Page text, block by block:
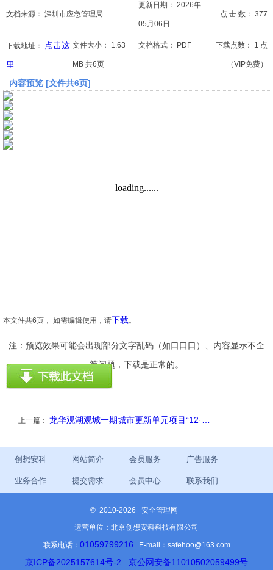
文档
论文
文档来源： 深圳市应急管理局
更新日期： 2026年
05月06日
点 击 数： 377
下载地址：
点击这
里
文件大小： 1.63
MB 共6页
文档格式： PDF 下载点数： 1 点
（VIP免费）
内容预览 [文件共6页]
本文件共6页， 如需编辑使用，请下载。
注：预览效果可能会出现部分文字乱码（如口口口）、内容显示不全
等问题，下载是正常的。
上一篇： 龙华观湖观城一期城市更新单元项目“12·…
创想安科 网站简介 会员服务 广告服务
业务合作 提交需求 会员中心 联系我们
© 2010-2026 安全管理网
运营单位：北京创想安科科技有限公司
联系电话： 01059799216 E-mail：safehoo@163.com
京ICP备2025157614号-2 京公网安备11010502059499号